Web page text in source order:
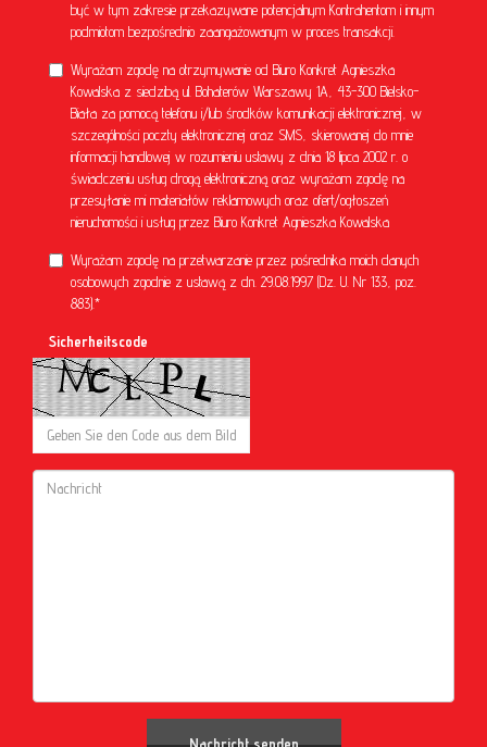
być w tym zakresie przekazywane potencjalnym Kontrahentom i innym
podmiotom bezpośrednio zaangażowanym w proces transakcji.
Wyrażam zgodę na otrzymywanie od Biuro Konkret Agnieszka
Kowalska z siedzibą ul. Bohaterów Warszawy 1A, 43-300 Bielsko-
Biała za pomocą telefonu i/lub środków komunikacji elektronicznej, w
szczególności poczty elektronicznej oraz SMS, skierowanej do mnie
informacji handlowej w rozumieniu ustawy z dnia 18 lipca 2002 r. o
świadczeniu usług drogą elektroniczną oraz wyrażam zgodę na
przesyłanie mi materiałów reklamowych oraz ofert/ogłoszeń
nieruchomości i usług przez Biuro Konkret Agnieszka Kowalska
Wyrażam zgodę na przetwarzanie przez pośrednika moich danych
osobowych zgodnie z ustawą z dn. 29.08.1997 (Dz. U. Nr 133, poz.
883).*
Sicherheitscode